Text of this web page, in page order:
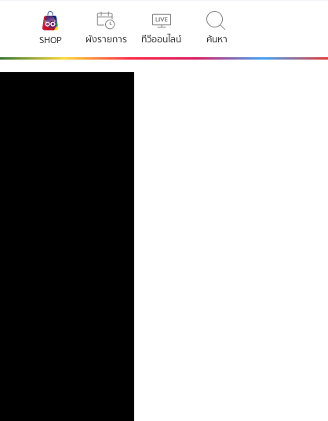
SHOP ผังรายการ ทีวีออนไลน์ ค้นหา